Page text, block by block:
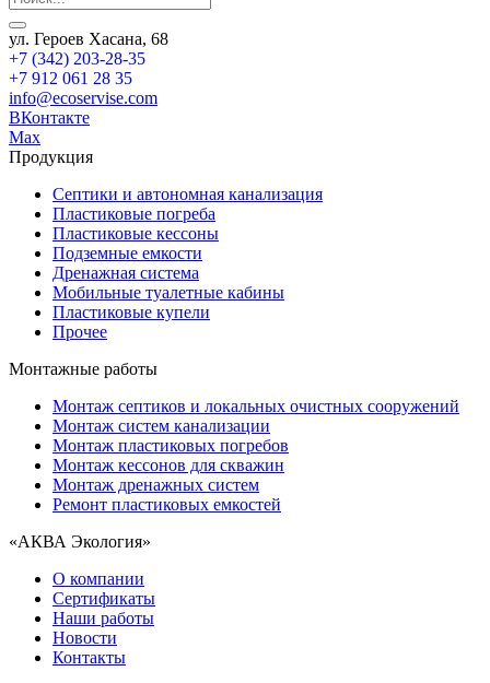
ул. Героев Хасана, 68
+7 (342) 203-28-35
+7 912 061 28 35
info@ecoservise.com
ВКонтакте
Мах
Продукция
Септики и автономная канализация
Пластиковые погреба
Пластиковые кессоны
Подземные емкости
Дренажная система
Мобильные туалетные кабины
Пластиковые купели
Прочее
Монтажные работы
Монтаж септиков и локальных очистных сооружений
Монтаж систем канализации
Монтаж пластиковых погребов
Монтаж кессонов для скважин
Монтаж дренажных систем
Ремонт пластиковых емкостей
«АКВА Экология»
О компании
Сертификаты
Наши работы
Новости
Контакты